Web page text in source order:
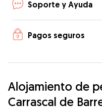
Soporte y Ayuda
Pagos seguros
Alojamiento de
Carrascal de